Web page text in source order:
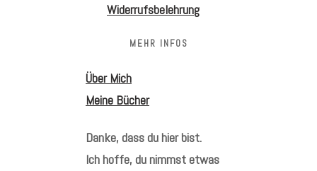
Widerrufsbelehrung
MEHR INFOS
Über Mich
Meine Bücher
Danke, dass du hier bist.
Ich hoffe, du nimmst etwas